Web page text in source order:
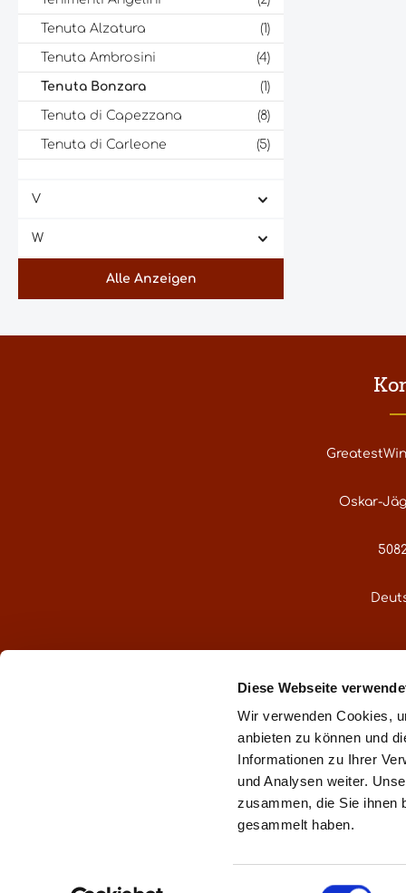
Diese Webseite
Wir verwenden Cookies,
anbieten zu können und
Informationen zu Ihrer
und Analysen weiter.
zusammen, die Sie ihnen
gesammelt haben.
Einwilligungsauswahl
(1)
Tenuta Alzatura
(4)
Tenuta Ambrosini
(1)
Tenuta Bonzara
(8)
Tenuta di Capezzana
(5)
Tenuta di Carleone
(2)
Tenuta di Nozzole
(1)
Tenuta Friggiali - Pietranera
Tenuta Le Potazzine
V
W
Alle Anzeigen
Oskar-
Oder über
**